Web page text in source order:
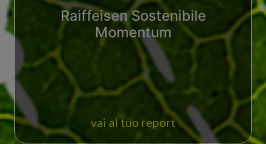
Raiffeisen Sostenibile
Momentum
vai al tuo report